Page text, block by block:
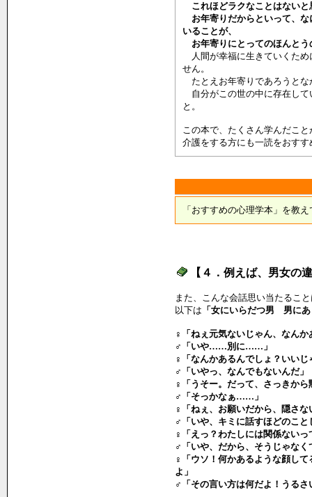
これほどラクなことはないと
お年寄りだからといって、な
いることが、
お年寄りにとってのほんとう
人間が幸福に生きていくため
せん。
たとえお年寄りであろうとな
自分がこの世の中に存在して
と。
この本で、たくさん学んだこ
介護をする方にも一読をおすす
「おすすめの心理学本」を教
【４．例えば、男女の
また、こんな会話思い当たるこ
以下は 「女にいらだつ男 男に
♀「ねぇ元気ないじゃん、なんか
♂「いや……別に……」
♀「なんかあるんでしょ？いい
♂「いやっ、なんでもないんだ」
♀「うそー。だって、さっきか
♂「そっかなぁ……」
♀「ねぇ、お願いだから、隠さな
♂「いや、キミに話すほどのこと
♀「えっ？わたしには関係ないっ
♂「いや、だから、そうじゃな
♀「ウソ！何かあるような顔し
よ」
♂「その言い方は何だよ！うるさ